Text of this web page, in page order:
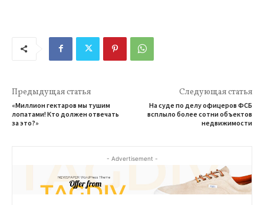
Предыдущая статья
«Миллион гектаров мы тушим
лопатами! Кто должен отвечать
за это?»
Следующая статья
На суде по делу офицеров ФСБ
всплыло более сотни объектов
недвижимости
- Advertisement -